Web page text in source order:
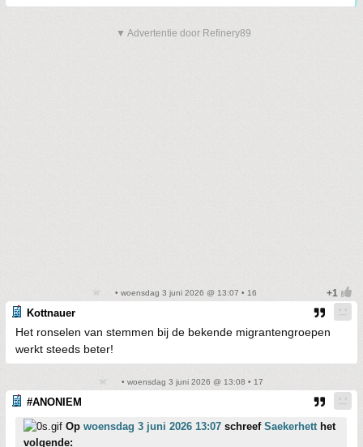
▼ Advertentie door Refinery89
• woensdag 3 juni 2026 @ 13:07 • 16
Kottnauer
Het ronselen van stemmen bij de bekende migrantengroepen
werkt steeds beter!
• woensdag 3 juni 2026 @ 13:08 • 17
#ANONIEM
Op woensdag 3 juni 2026 13:07 schreef Saekerhett het
volgende: